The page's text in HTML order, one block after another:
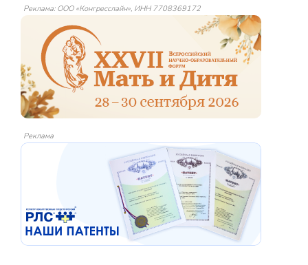
Реклама: ООО «Конгресслайн», ИНН 7708369172
Реклама